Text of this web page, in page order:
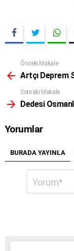
g
i
Daha
Fazla
Önceki Makale
Artçı Deprem
Sonraki Makale
Dedesi
Yorumlar
BURADA YAYINLA